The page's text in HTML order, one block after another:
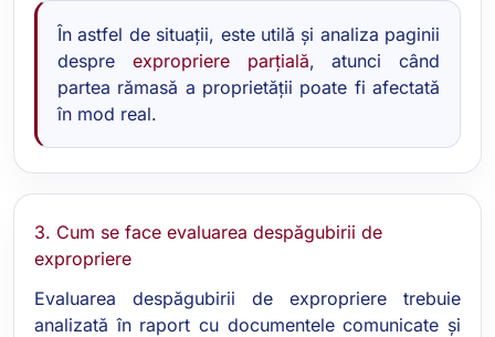
În astfel de situații, este utilă și analiza paginii
despre expropriere parțială, atunci când
partea rămasă a proprietății poate fi afectată
în mod real.
3. Cum se face evaluarea despăgubirii de
expropriere
Evaluarea despăgubirii de expropriere trebuie
analizată în raport cu documentele comunicate și